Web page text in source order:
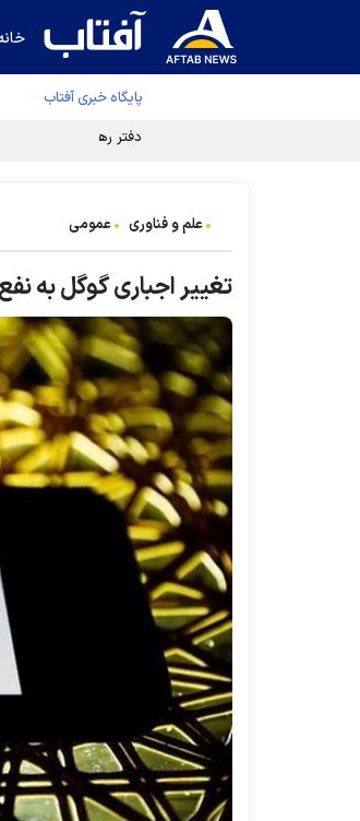
پایگاه خبری آفتاب
دفتر رهبر انقلاب ادعای
علم و فناوری عمومی
تغییر اجباری گوگل به